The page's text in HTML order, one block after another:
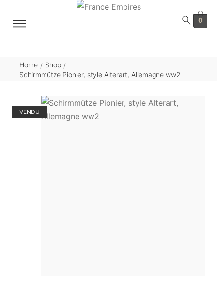
0
Home / Shop /
Schirmmütze Pionier, style Alterart, Allemagne ww2
VENDU